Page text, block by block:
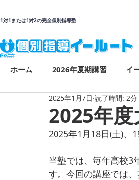
1対1または1対2の完全個別指導塾
ホーム 2026年夏期講習 イ
2025年度
2025年1月7日 読了時間: 2分
2025年1月18日(土)、
当塾では、毎年高校3
す。今回の講座では